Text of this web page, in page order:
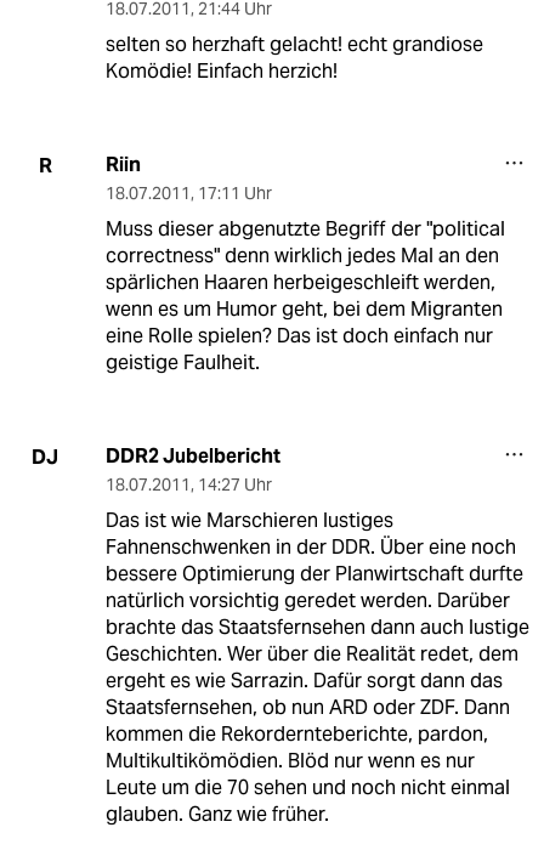
18.07.2011, 21:44 Uhr
selten so herzhaft gelacht! echt grandiose
Komödie! Einfach herzich!
R Riin
18.07.2011, 17:11 Uhr
Muss dieser abgenutzte Begriff der "political
correctness" denn wirklich jedes Mal an den
spärlichen Haaren herbeigeschleift werden,
wenn es um Humor geht, bei dem Migranten
eine Rolle spielen? Das ist doch einfach nur
geistige Faulheit.
DJ DDR2 Jubelbericht
18.07.2011, 14:27 Uhr
Das ist wie Marschieren lustiges
Fahnenschwenken in der DDR. Über eine noch
bessere Optimierung der Planwirtschaft durfte
natürlich vorsichtig geredet werden. Darüber
brachte das Staatsfernsehen dann auch lustige
Geschichten. Wer über die Realität redet, dem
ergeht es wie Sarrazin. Dafür sorgt dann das
Staatsfernsehen, ob nun ARD oder ZDF. Dann
kommen die Rekordernteberichte, pardon,
Multikultikömödien. Blöd nur wenn es nur
Leute um die 70 sehen und noch nicht einmal
glauben. Ganz wie früher.